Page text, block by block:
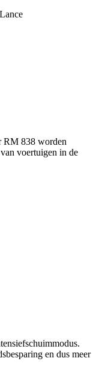
RM 838 worden
voertuigen in de
en dus meer